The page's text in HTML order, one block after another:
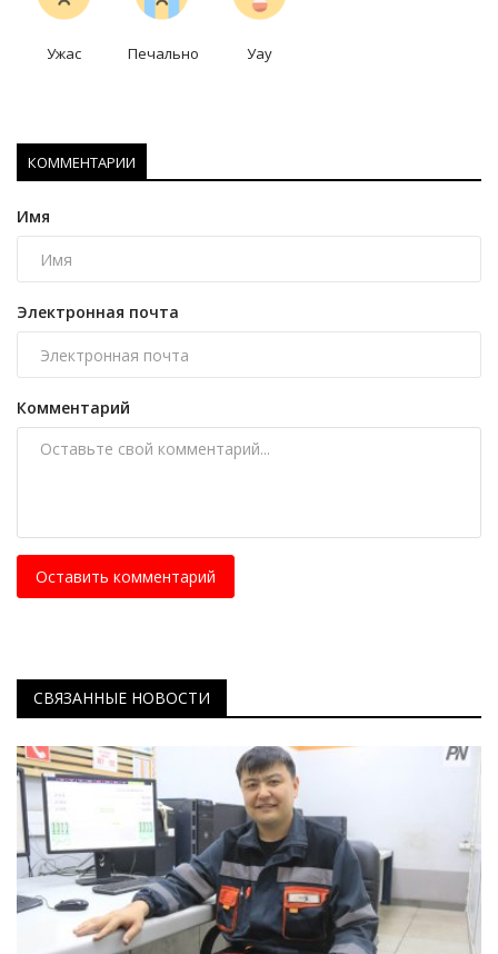
Ужас Печально Уау
КОММЕНТАРИИ
Имя
Электронная почта
Комментарий
Оставить комментарий
СВЯЗАННЫЕ НОВОСТИ